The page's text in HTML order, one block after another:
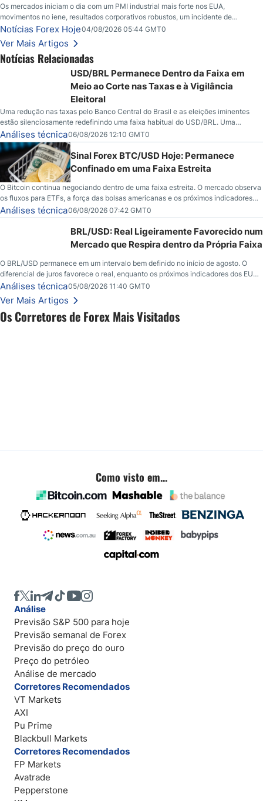
Os Corretores de Forex Mais Visitados
Os mercados iniciam o dia com um PMI industrial mais forte nos EUA,
movimentos no iene, resultados corporativos robustos, um incidente de
segurança envolvendo o Bitcoin e novos desdobramentos no mercado de
petróleo.
Notícias Forex Hoje04/08/2026 05:44 GMT0
Ver Mais Artigos
Notícias Relacionadas
USD/BRL Permanece Dentro da Faixa em
Meio ao Corte nas Taxas e à Vigilância
Eleitoral
Uma redução nas taxas pelo Banco Central do Brasil e as eleições iminentes
estão silenciosamente redefinindo uma faixa habitual do USD/BRL. Uma
redução nas taxas pelo Banco Central do Brasil e as eleições iminentes estão
silenciosamente redefinindo uma faixa habitual do USD/BRL. É isso que os
traders estão observando agora.
Análises técnica06/08/2026 12:10 GMT0
Sinal Forex BTC/USD Hoje: Permanece
Confinado em uma Faixa Estreita
O Bitcoin continua negociando dentro de uma faixa estreita. O mercado observa
os fluxos para ETFs, a força das bolsas americanas e os próximos indicadores
econômicos em busca de novos catalisadores.
Análises técnica06/08/2026 07:42 GMT0
BRL/USD: Real Ligeiramente Favorecido num
Mercado que Respira dentro da Própria Faixa
O BRL/USD permanece em um intervalo bem definido no início de agosto. O
diferencial de juros favorece o real, enquanto os próximos indicadores dos EUA
podem influenciar o comportamento do dólar e o ritmo do mercado.
Análises técnica05/08/2026 11:40 GMT0
Ver Mais Artigos
Como visto em...
Análise
Previsão S&P 500 para hoje
Previsão semanal de Forex
Previsão do preço do ouro
Preço do petróleo
Análise de mercado
Corretores Recomendados
VT Markets
AXI
Pu Prime
Blackbull Markets
Corretores Recomendados
FP Markets
Avatrade
Pepperstone